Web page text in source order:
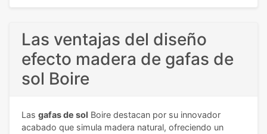
Las ventajas del diseño
efecto madera de gafas de
sol Boire
Las gafas de sol Boire destacan por su innovador
acabado que simula madera natural, ofreciendo un